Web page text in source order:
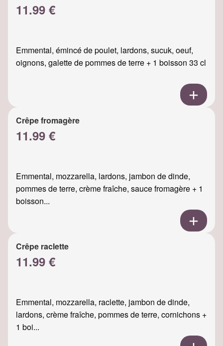
11.99 €
Emmental, émincé de poulet, lardons, sucuk, oeuf,
oignons, galette de pommes de terre + 1 boisson 33 cl
Crêpe fromagère
11.99 €
Emmental, mozzarella, lardons, jambon de dinde,
pommes de terre, crème fraîche, sauce fromagère + 1
boisson...
Crêpe raclette
11.99 €
Emmental, mozzarella, raclette, jambon de dinde,
lardons, crème fraîche, pommes de terre, cornichons +
1 boi...